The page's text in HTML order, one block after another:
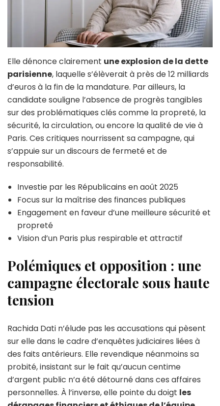
Elle dénonce clairement une explosion de la dette
parisienne, laquelle s’élèverait à près de 12 milliards
d’euros à la fin de la mandature. Par ailleurs, la
candidate souligne l’absence de progrès tangibles
sur des problématiques clés comme la propreté, la
sécurité, la circulation, ou encore la qualité de vie à
Paris. Ces critiques nourrissent sa campagne, qui
s’appuie sur un discours de fermeté et de
responsabilité.
Investie par les Républicains en août 2025
Focus sur la maîtrise des finances publiques
Engagement en faveur d’une meilleure sécurité et
propreté
Vision d’un Paris plus respirable et attractif
Polémiques et opposition : une
campagne électorale sous haute
tension
Rachida Dati n’élude pas les accusations qui pèsent
sur elle dans le cadre d’enquêtes judiciaires liées à
des faits antérieurs. Elle revendique néanmoins sa
probité, insistant sur le fait qu’aucun centime
d’argent public n’a été détourné dans ces affaires
personnelles. À l’inverse, elle pointe du doigt les